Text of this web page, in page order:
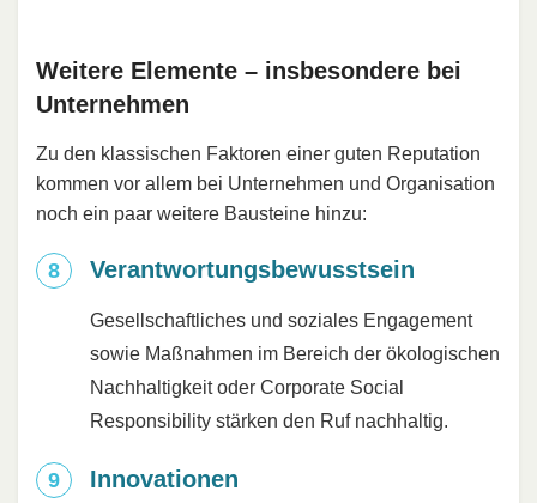
Weitere Elemente – insbesondere bei
Unternehmen
Zu den klassischen Faktoren einer guten Reputation
kommen vor allem bei Unternehmen und Organisation
noch ein paar weitere Bausteine hinzu:
Verantwortungsbewusstsein
Gesellschaftliches und soziales Engagement
sowie Maßnahmen im Bereich der ökologischen
Nachhaltigkeit oder Corporate Social
Responsibility stärken den Ruf nachhaltig.
Innovationen